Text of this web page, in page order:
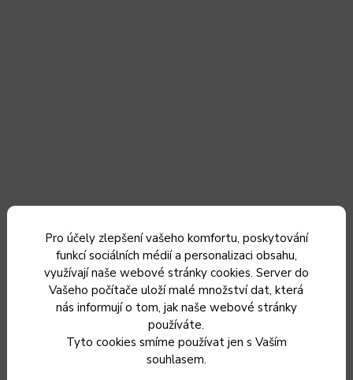
Pro účely zlepšení vašeho komfortu, poskytování
funkcí sociálních médií a personalizaci obsahu,
využívají naše webové stránky cookies. Server do
Vašeho počítače uloží malé množství dat, která
nás informují o tom, jak naše webové stránky
používáte.
Tyto cookies smíme používat jen s Vaším
souhlasem.
FORGED - kožené pouzdro na Santoku nůž 14 cm
Do 3 dnů od objednání
255 Kč bez DPH